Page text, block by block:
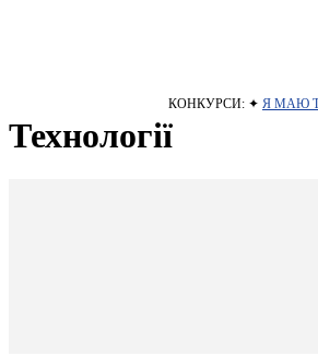
КОНКУРСИ: ✦ Я МАЮ
Технології